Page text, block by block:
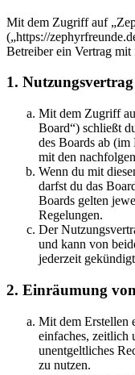
Mit dem Zugriff auf
(„https://
Betreiber ein Vertrag mit
1. Nutzungsvertrag
Mit dem Zugriff
Board“) schließt
des Boards ab (im
mit den
Wenn du mit
darfst du das
Boards gelten
Regelungen.
Der
und kann von
jederzeit
2. Einräumung
Mit dem Erstellen
einfaches, zeitlich
unentgeltliches
zu nutzen.